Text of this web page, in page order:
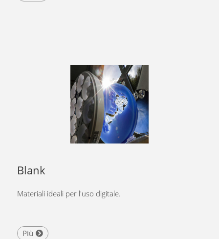
Blank
Materiali ideali per l'uso digitale.
Più